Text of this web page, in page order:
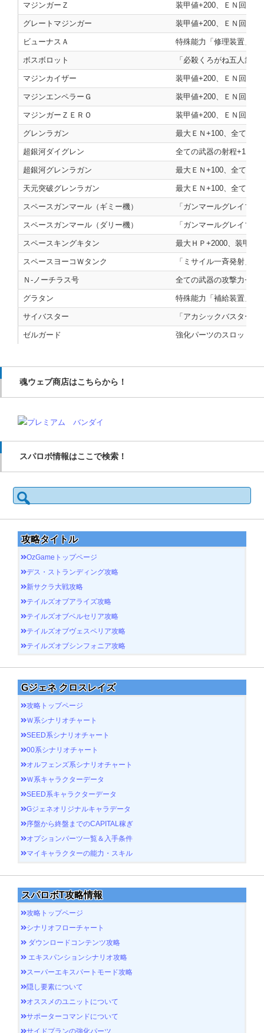
マジンガーＺ 装甲値+200、ＥＮ回復
グレートマジンガー 装甲値+200、ＥＮ回復
ビューナスＡ 特殊能力「修理装置」の
ボスボロット 「必殺くろがね五人衆
マジンカイザー 装甲値+200、ＥＮ回復
マジンエンペラーＧ 装甲値+200、ＥＮ回復
マジンガーＺＥＲＯ 装甲値+200、ＥＮ回復
グレンラガン 最大ＥＮ+100、全ての
超銀河ダイグレン 全ての武器の射程+1、装
超銀河グレンラガン 最大ＥＮ+100、全ての
天元突破グレンラガン 最大ＥＮ+100、全ての
スペースガンマール（ギミー機） 「ガンマールグレイブ
スペースガンマール（ダリー機） 「ガンマールグレイブ
スペースキングキタン 最大ＨＰ+2000、装甲値
スペースヨーコＷタンク 「ミサイル一斉発射」
Ｎ‐ノーチラス号 全ての武器の攻撃力
グラタン 特殊能力「補給装置」を
サイバスター 「アカシックバスター
ゼルガード 強化パーツのスロット+1
魂ウェブ商店はこちらから！
スパロボ情報はここで検索！
検
索:
攻略タイトル
OzGameトップページ
デス・ストランディング攻略
新サクラ大戦攻略
テイルズオブアライズ攻略
テイルズオブベルセリア攻略
テイルズオブヴェスペリア攻略
テイルズオブシンフォニア攻略
Gジェネ クロスレイズ
攻略トップページ
Ｗ系シナリオチャート
SEED系シナリオチャート
00系シナリオチャート
オルフェンズ系シナリオチャート
Ｗ系キャラクターデータ
SEED系キャラクターデータ
Gジェネオリジナルキャラデータ
序盤から終盤までのCAPITAL稼ぎ
オプションパーツ一覧＆入手条件
マイキャラクターの能力・スキル
スパロボT攻略情報
攻略トップページ
シナリオフローチャート
ダウンロードコンテンツ攻略
エキスパンションシナリオ攻略
スーパーエキスパートモード攻略
隠し要素について
オススメのユニットについて
サポーターコマンドについて
サイドプランの強化パーツ